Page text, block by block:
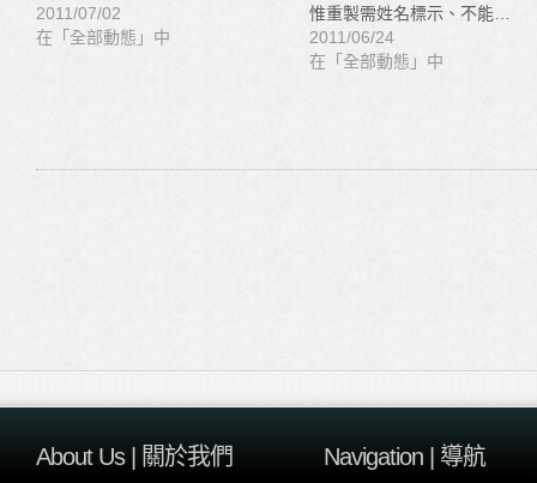
2011/07/02
在「全部動態」中
惟重製需姓名標示、不能…
2011/06/24
在「全部動態」中
About Us | 關於我們 Navigation | 導航